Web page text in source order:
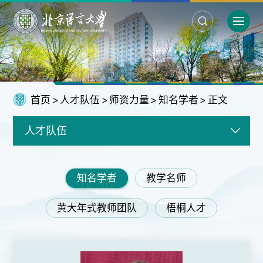
首页 > 人才队伍 > 师资力量 > 知名学者 > 正文
人才队伍
知名学者 教学名师
黄大年式教师团队 梧桐人才